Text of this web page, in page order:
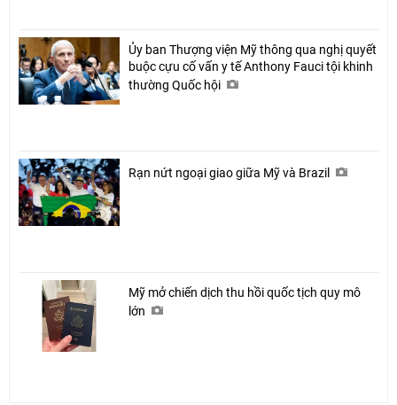
Ủy ban Thượng viện Mỹ thông qua nghị quyết
buộc cựu cố vấn y tế Anthony Fauci tội khinh
thường Quốc hội
Rạn nứt ngoại giao giữa Mỹ và Brazil
Mỹ mở chiến dịch thu hồi quốc tịch quy mô
lớn